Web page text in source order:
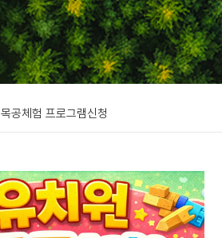
목공체험 프로그램신청